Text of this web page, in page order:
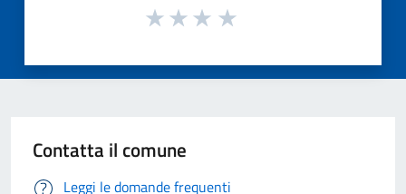
Contatta il comune
Leggi le domande frequenti